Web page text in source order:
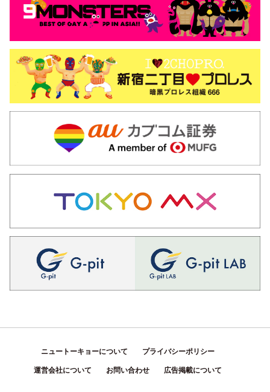
ニュートーキョーについて プライバシーポリシー
運営会社について お問い合わせ 広告掲載について